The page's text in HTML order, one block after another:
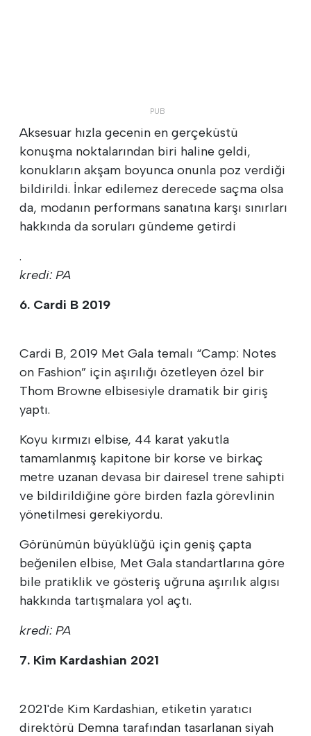
Aksesuar hızla gecenin en gerçeküstü
konuşma noktalarından biri haline geldi,
konukların akşam boyunca onunla poz verdiği
bildirildi. İnkar edilemez derecede saçma olsa
da, modanın performans sanatına karşı sınırları
hakkında da soruları gündeme getirdi
.
kredi: PA
6. Cardi B 2019
Cardi B, 2019 Met Gala temalı “Camp: Notes
on Fashion” için aşırılığı özetleyen özel bir
Thom Browne elbisesiyle dramatik bir giriş
yaptı.
Koyu kırmızı elbise, 44 karat yakutla
tamamlanmış kapitone bir korse ve birkaç
metre uzanan devasa bir dairesel trene sahipti
ve bildirildiğine göre birden fazla görevlinin
yönetilmesi gerekiyordu.
Görünümün büyüklüğü için geniş çapta
beğenilen elbise, Met Gala standartlarına göre
bile pratiklik ve gösteriş uğruna aşırılık algısı
hakkında tartışmalara yol açtı.
kredi: PA
7. Kim Kardashian 2021
2021'de Kim Kardashian, etiketin yaratıcı
direktörü Demna tarafından tasarlanan siyah